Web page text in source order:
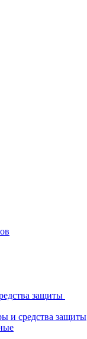
защиты
и средства защиты